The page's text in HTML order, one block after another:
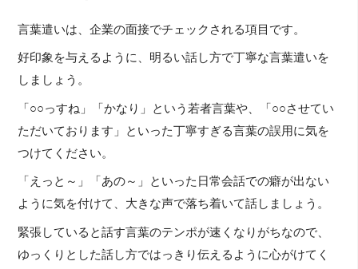
言葉遣いは、企業の面接でチェックされる項目です。
好印象を与えるように、明るい話し方で丁寧な言葉遣いを
しましょう。
「○○っすね」「かなり」という若者言葉や、「○○させてい
ただいております」といった丁寧すぎる言葉の誤用に気を
つけてください。
「えっと～」「あの～」といった日常会話での癖が出ない
ように気を付けて、大きな声で落ち着いて話しましょう。
緊張していると話す言葉のテンポが速くなりがちなので、
ゆっくりとした話し方ではっきり伝えるように心がけてく